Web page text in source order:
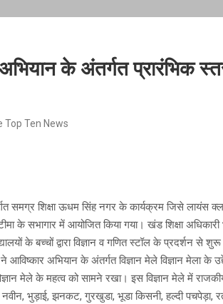
अभियान के अंतर्गत प्रारंभिक
Top Ten News
समग्र शिक्षा ऊधम सिंह नगर के कार्यक्रम जिसे लायंस
के सभागार में आयोजित किया गया। खंड शिक्षा
के बच्चों द्वारा विज्ञान व गणित स्टॉल के प्रदर्शन से
आविष्कार अभियान के अंतर्गत विज्ञान मेले विज्ञान मेला के
मेले के महत्व को सामने रखा। इस विज्ञान मेले में
नवीन, भुड़ाई, झनकट, गुरखुडा, भूडा किसनी, हल्दी पचपेड़ा,